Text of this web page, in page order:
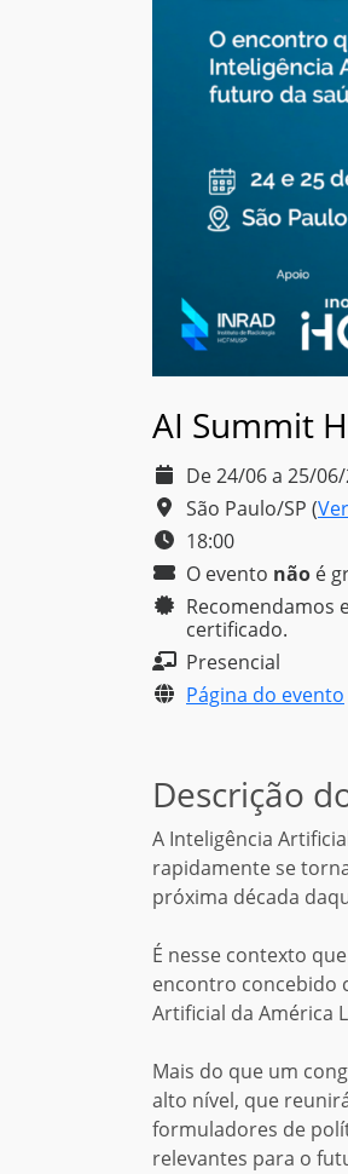
AI Summit
De 24/06 a 25/
São Paulo/SP (
18:00
O evento não é
Recomendamos
certificado.
Presencial
Página do evento
Descrição
A Inteligência
rapidamente se
próxima década
É nesse contexto
encontro concebido
Artificial da América
Mais do que um
alto nível, que
formuladores de
relevantes para o